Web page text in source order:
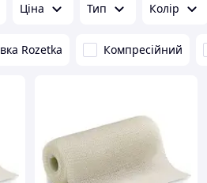
Ціна Тип Колір
Rozetka Компресійний